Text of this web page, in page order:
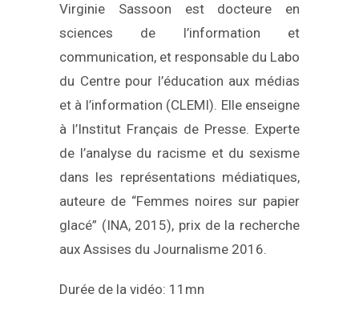
Virginie Sassoon est docteure en
sciences de l’information et
communication, et responsable du Labo
du Centre pour l’éducation aux médias
et à l’information (CLEMI). Elle enseigne
à l’Institut Français de Presse. Experte
de l’analyse du racisme et du sexisme
dans les représentations médiatiques,
auteure de “Femmes noires sur papier
glacé” (INA, 2015), prix de la recherche
aux Assises du Journalisme 2016.
Durée de la vidéo: 11mn